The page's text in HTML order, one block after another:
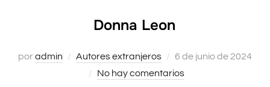
Donna Leon
poradmin Autores extranjeros
Publicado
el
6 de junio de 2024
No hay comentarios